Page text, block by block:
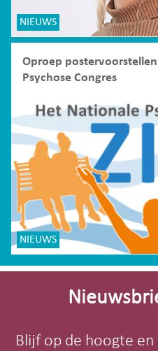
NIEUWS
Oproep
Psychose Congres
NIEUWS
Site-
Blijf op de hoogte